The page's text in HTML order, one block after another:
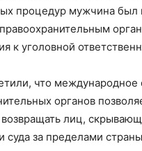
процедур мужчина был
к уголовной
что международное
органов
возвращать лиц,
суда за пределами